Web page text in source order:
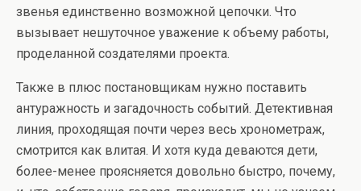
звенья единственно возможной цепочки. Что
вызывает нешуточное уважение к объему работы,
проделанной создателями проекта.
Также в плюс постановщикам нужно поставить
антуражность и загадочность событий. Детективная
линия, проходящая почти через весь хронометраж,
смотрится как влитая. И хотя куда деваются дети,
более-менее проясняется довольно быстро, почему,